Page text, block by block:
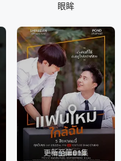
眼眸
更新至第01集